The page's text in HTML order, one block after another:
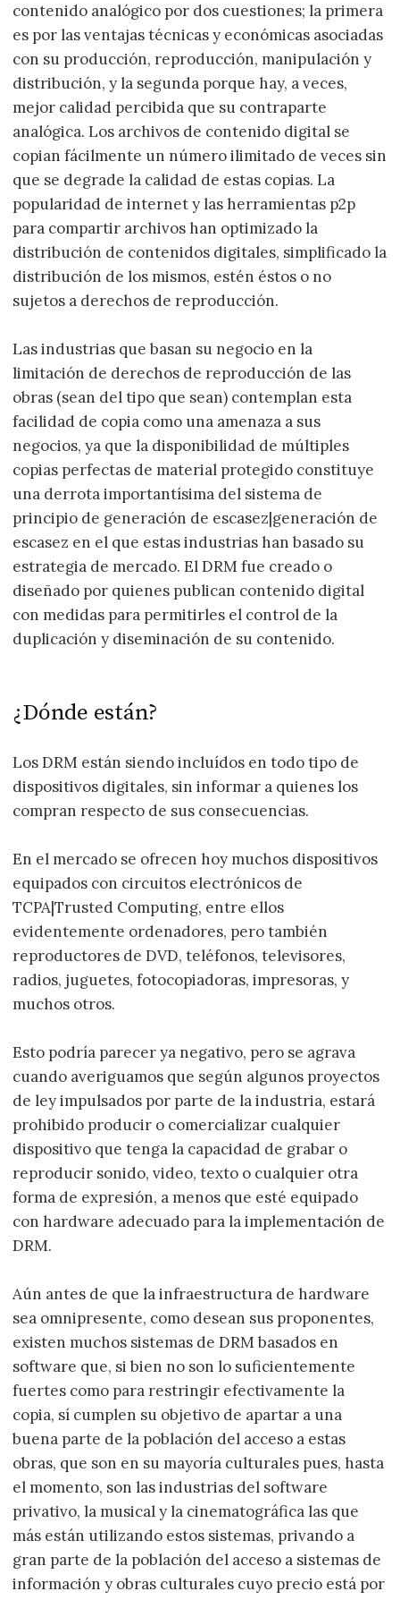
contenido analógico por dos cuestiones; la primera
es por las ventajas técnicas y económicas asociadas
con su producción, reproducción, manipulación y
distribución, y la segunda porque hay, a veces,
mejor calidad percibida que su contraparte
analógica. Los archivos de contenido digital se
copian fácilmente un número ilimitado de veces sin
que se degrade la calidad de estas copias. La
popularidad de internet y las herramientas p2p
para compartir archivos han optimizado la
distribución de contenidos digitales, simplificado la
distribución de los mismos, estén éstos o no
sujetos a derechos de reproducción.
Las industrias que basan su negocio en la
limitación de derechos de reproducción de las
obras (sean del tipo que sean) contemplan esta
facilidad de copia como una amenaza a sus
negocios, ya que la disponibilidad de múltiples
copias perfectas de material protegido constituye
una derrota importantísima del sistema de
principio de generación de escasez|generación de
escasez en el que estas industrias han basado su
estrategia de mercado. El DRM fue creado o
diseñado por quienes publican contenido digital
con medidas para permitirles el control de la
duplicación y diseminación de su contenido.
¿Dónde están?
Los DRM están siendo incluídos en todo tipo de
dispositivos digitales, sin informar a quienes los
compran respecto de sus consecuencias.
En el mercado se ofrecen hoy muchos dispositivos
equipados con circuitos electrónicos de
TCPA|Trusted Computing, entre ellos
evidentemente ordenadores, pero también
reproductores de DVD, teléfonos, televisores,
radios, juguetes, fotocopiadoras, impresoras, y
muchos otros.
Esto podría parecer ya negativo, pero se agrava
cuando averiguamos que según algunos proyectos
de ley impulsados por parte de la industria, estará
prohibido producir o comercializar cualquier
dispositivo que tenga la capacidad de grabar o
reproducir sonido, video, texto o cualquier otra
forma de expresión, a menos que esté equipado
con hardware adecuado para la implementación de
DRM.
Aún antes de que la infraestructura de hardware
sea omnipresente, como desean sus proponentes,
existen muchos sistemas de DRM basados en
software que, si bien no son lo suficientemente
fuertes como para restringir efectivamente la
copia, sí cumplen su objetivo de apartar a una
buena parte de la población del acceso a estas
obras, que son en su mayoría culturales pues, hasta
el momento, son las industrias del software
privativo, la musical y la cinematográfica las que
más están utilizando estos sistemas, privando a
gran parte de la población del acceso a sistemas de
información y obras culturales cuyo precio está por